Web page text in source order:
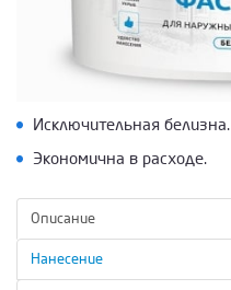
Исключительная белизна.
Экономична в расходе.
Описание
Нанесение